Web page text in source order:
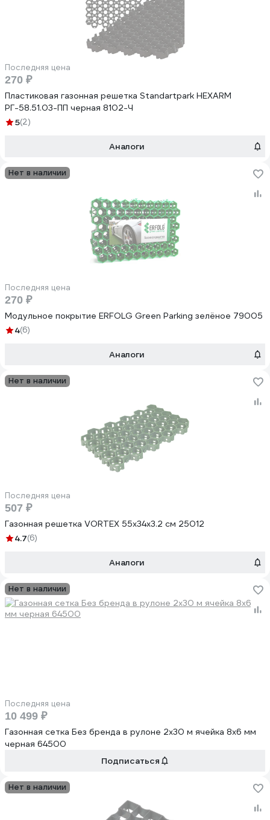
Последняя цена
270 ₽
Пластиковая газонная решетка Standartpark HEXARM
РГ-58.51.03-ПП черная 8102-Ч
5(2)
Аналоги
Нет в наличии
Последняя цена
270 ₽
Модульное покрытие ERFOLG Green Parking зелёное 79005
4(6)
Аналоги
Нет в наличии
Последняя цена
507 ₽
Газонная решетка VORTEX 55х34х3.2 cм 25012
4.7(6)
Аналоги
Нет в наличии
Последняя цена
10 499 ₽
Газонная сетка Без бренда в рулоне 2х30 м ячейка 8x6 мм
черная 64500
Подписаться
Нет в наличии